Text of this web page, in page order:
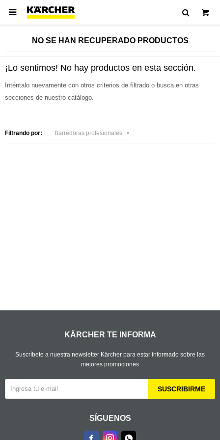

NO SE HAN RECUPERADO PRODUCTOS
¡Lo sentimos! No hay productos en esta sección.
Inténtalo nuevamente con otros criterios de filtrado o busca en otras
secciones de nuestro catálogo.
Filtrando por: Barredoras profesionales
SÍGUENOS
  
KÄRCHER TE INFORMA
Suscríbete a nuestra newsletter Kärcher para estar informado sobre las
mejores promociones
SUSCRIBIRME